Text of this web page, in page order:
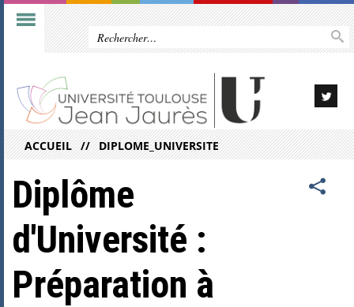
ACCUEIL DIPLOME_UNIVERSITE
Diplôme
d'Université :
Préparation à